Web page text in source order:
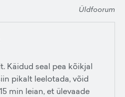
Üldfoorum
Käidud seal pea kõikjal
pikalt leelotada, võid
min leian, et ülevaade